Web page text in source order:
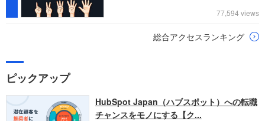
77,594 views
総合アクセスランキング
ピックアップ
HubSpot Japan（ハブスポット）への転職
チャンスをモノにする【ク...